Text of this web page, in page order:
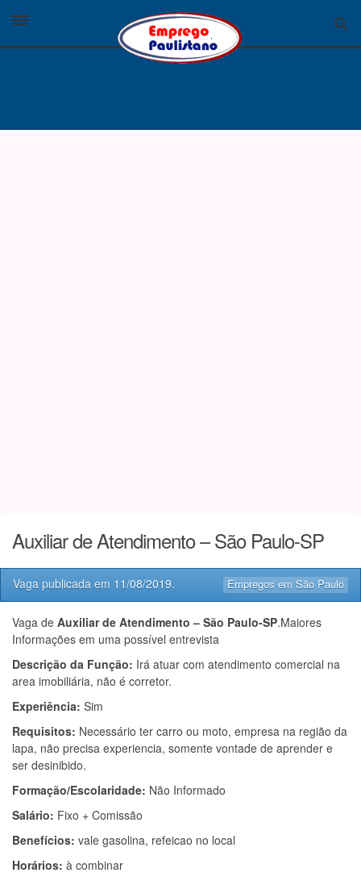
Auxiliar de Atendimento – São Paulo-SP
Empregos em São Paulo
Vaga publicada em 11/08/2019.
Vaga de Auxiliar de Atendimento – São Paulo-SP.Maiores
Informações em uma possível entrevista
Descrição da Função: Irá atuar com atendimento comercial na
area imobiliária, não é corretor.
Experiência: Sim
Requisitos: Necessário ter carro ou moto, empresa na região da
lapa, não precisa experiencia, somente vontade de aprender e
ser desinibido.
Formação/Escolaridade: Não Informado
Salário: Fixo + Comissão
Benefícios: vale gasolina, refeicao no local
Horários: à combinar